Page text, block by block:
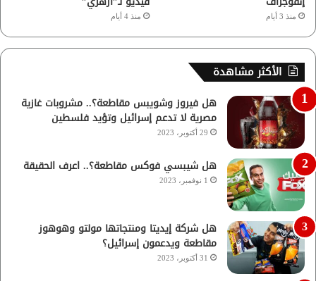
منذ 3 أيام منذ 4 أيام
الأكثر مشاهدة
هل فيروز وشويبس مقاطعة؟.. مشروبات غازية
مصرية لا تدعم إسرائيل وتؤيد فلسطين
29 أكتوبر، 2023
هل شيبسي فوكس مقاطعة؟.. اعرف الحقيقة
1 نوفمبر، 2023
هل شركة إيديتا ومنتجاتها مولتو وهوهوز
مقاطعة ويدعمون إسرائيل؟
31 أكتوبر، 2023